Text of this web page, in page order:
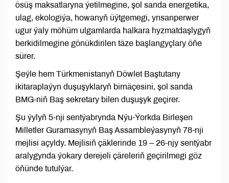
ösüş maksatlaryna ýetilmegine, şol sanda energetika,
ulag, ekologiýa, howanyň üýtgemegi, ynsanperwer
ugur ýaly möhüm ulgamlarda halkara hyzmatdaşlygyň
berkidilmegine gönükdirilen täze başlangyçlary öňe
sürer.
Şeýle hem Türkmenistanyň Döwlet Baştutany
ikitaraplaýyn duşuşyklaryň birnäçesini, şol sanda
BMG-niň Baş sekretary bilen duşuşyk geçirer.
Şu ýylyň 5-nji sentýabrynda Nýu-Ýorkda Birleşen
Milletler Guramasynyň Baş Assambleýasynyň 78-nji
mejlisi açyldy. Mejlisiň çäklerinde 19 – 26-njy sentýabr
aralygynda ýokary derejeli çäreleriň geçirilmegi göz
öňünde tutulýar.